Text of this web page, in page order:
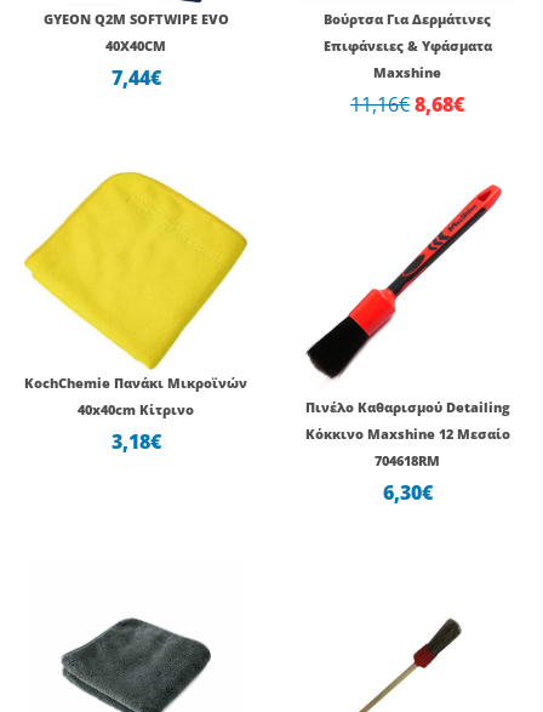
GYEON Q2M SOFTWIPE EVO
40X40CM
7,44€
Βούρτσα Για Δερμάτινες
Επιφάνειες & Υφάσματα
Maxshine
11,16€8,68€
KochChemie Πανάκι Μικροϊνών
40x40cm Κίτρινο
3,18€
Πινέλο Καθαρισμού Detailing
Κόκκινο Maxshine 12 Μεσαίο
704618RM
6,30€